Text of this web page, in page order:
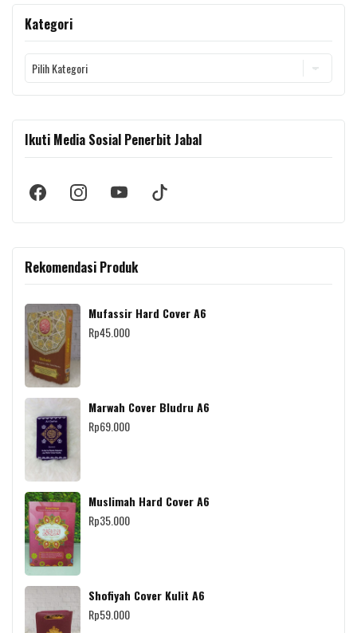
Kategori
Kategori
Ikuti Media Sosial Penerbit Jabal
Rekomendasi Produk
Mufassir Hard Cover A6
Rp45.000
Marwah Cover Bludru A6
Rp69.000
Muslimah Hard Cover A6
Rp35.000
Shofiyah Cover Kulit A6
Rp59.000